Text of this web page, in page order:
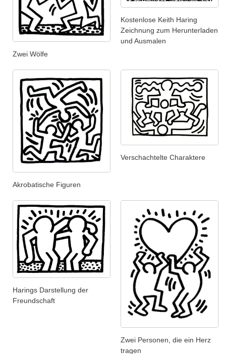
Zwei Wölfe
Kostenlose Keith Haring
Zeichnung zum Herunterladen
und Ausmalen
Akrobatische Figuren
Verschachtelte Charaktere
Harings Darstellung der
Freundschaft
Zwei Personen, die ein Herz
tragen